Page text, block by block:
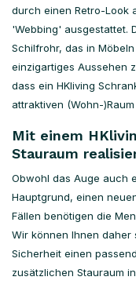
durch einen Retro-Look
'Webbing' ausgestattet.
Schilfrohr, das in
einzigartiges Aussehen
dass ein HKliving
attraktiven (Wohn-
Mit einem
Stauraum
Obwohl das Auge auch
Hauptgrund, einen
Fällen benötigen die
Wir können Ihnen daher
Sicherheit einen
zusätzlichen Stauraum